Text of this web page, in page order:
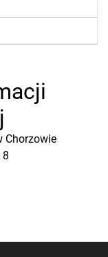
Chorzowie
8